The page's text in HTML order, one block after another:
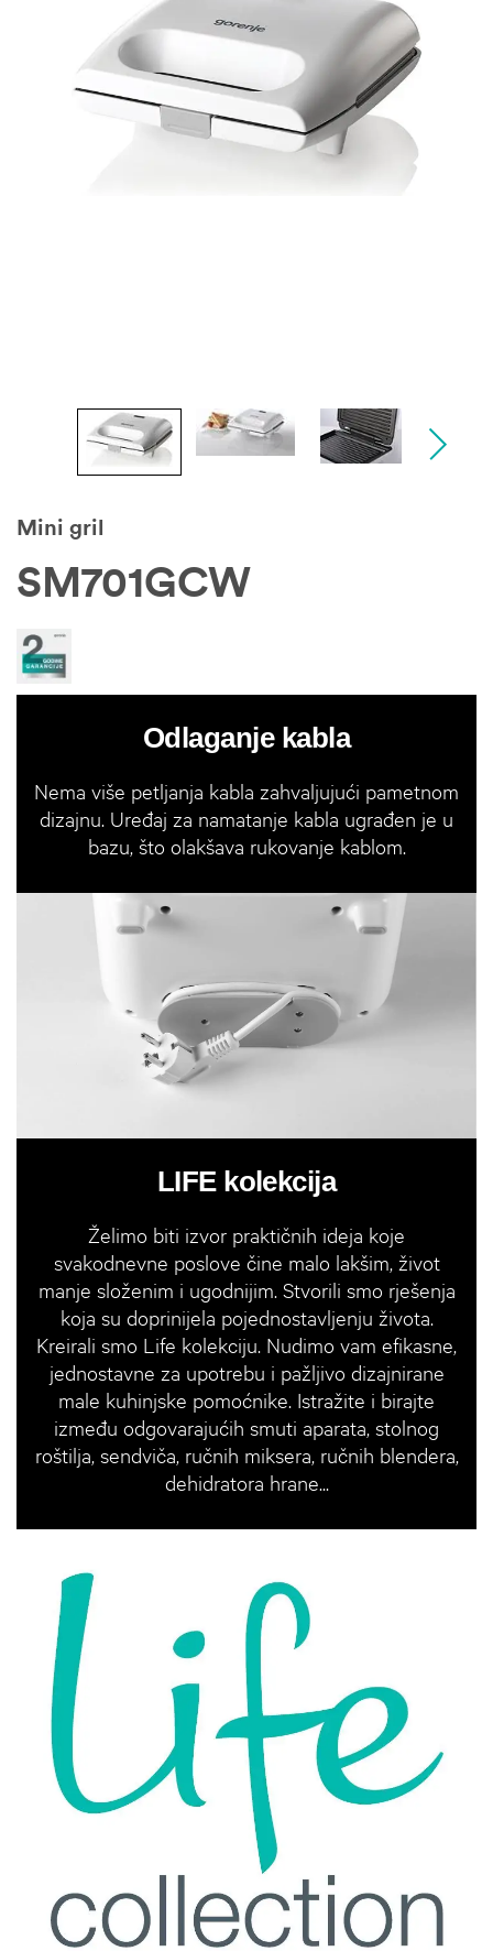
Mini gril
SM701GCW
Odlaganje kabla
Nema više petljanja kabla zahvaljujući pametnom
dizajnu. Uređaj za namatanje kabla ugrađen je u
bazu, što olakšava rukovanje kablom.
LIFE kolekcija
Želimo biti izvor praktičnih ideja koje
svakodnevne poslove čine malo lakšim, život
manje složenim i ugodnijim. Stvorili smo rješenja
koja su doprinijela pojednostavljenju života.
Kreirali smo Life kolekciju. Nudimo vam efikasne,
jednostavne za upotrebu i pažljivo dizajnirane
male kuhinjske pomoćnike. Istražite i birajte
između odgovarajućih smuti aparata, stolnog
roštilja, sendviča, ručnih miksera, ručnih blendera,
dehidratora hrane...